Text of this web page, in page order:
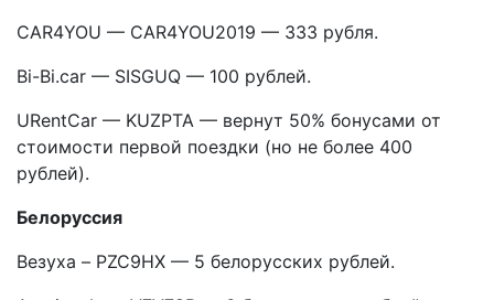
CAR4YOU — CAR4YOU2019 — 333 рубля.
Bi-Bi.car — SISGUQ — 100 рублей.
URentCar — KUZPTA — вернут 50% бонусами от
стоимости первой поездки (но не более 400
рублей).
Белоруссия
Везуха – PZC9HX — 5 белорусских рублей.